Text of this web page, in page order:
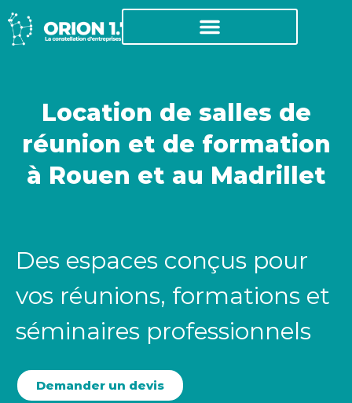
Location de salles de
réunion et de formation
à Rouen et au Madrillet
Des espaces conçus pour
vos réunions, formations et
séminaires professionnels
Demander un devis